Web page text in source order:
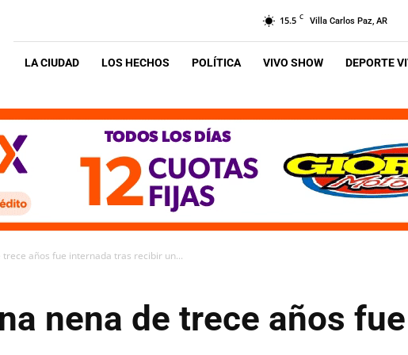
15.5 C Villa Carlos Paz, AR
LA CIUDAD LOS HECHOS POLÍTICA VIVO SHOW DEPORTE
trece años fue internada tras recibir un...
nena de trece años